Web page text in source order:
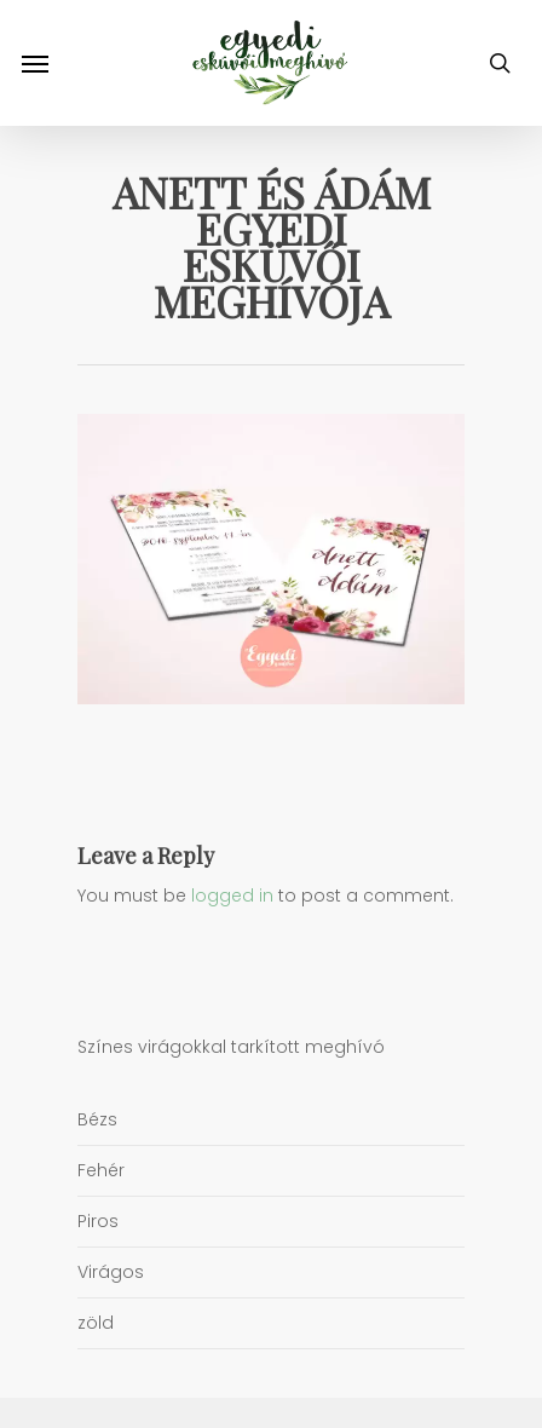
main
Menu
ANETT ÉS ÁDÁM
EGYEDI
ESKÜVŐI
MEGHÍVÓJA
Leave a Reply
You must be logged in to post a comment.
Színes virágokkal tarkított meghívó
Bézs
Fehér
Piros
Virágos
zöld